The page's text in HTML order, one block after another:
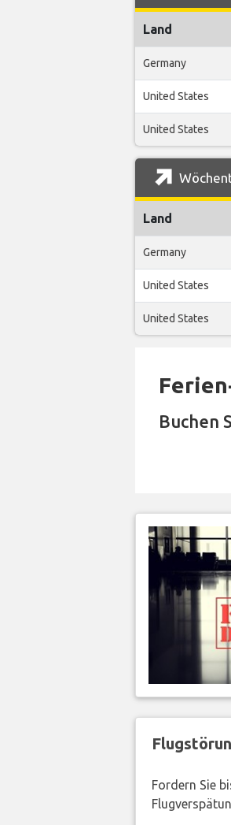
Land
Germany
United States
United States
Land
Germany
United States
United States
Buchen
Fordern Sie